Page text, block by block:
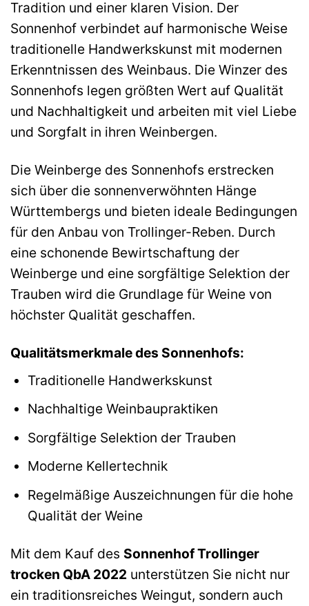
Tradition und einer klaren Vision. Der
Sonnenhof verbindet auf harmonische Weise
traditionelle Handwerkskunst mit modernen
Erkenntnissen des Weinbaus. Die Winzer des
Sonnenhofs legen größten Wert auf Qualität
und Nachhaltigkeit und arbeiten mit viel Liebe
und Sorgfalt in ihren Weinbergen.
Die Weinberge des Sonnenhofs erstrecken
sich über die sonnenverwöhnten Hänge
Württembergs und bieten ideale Bedingungen
für den Anbau von Trollinger-Reben. Durch
eine schonende Bewirtschaftung der
Weinberge und eine sorgfältige Selektion der
Trauben wird die Grundlage für Weine von
höchster Qualität geschaffen.
Qualitätsmerkmale des Sonnenhofs:
Traditionelle Handwerkskunst
Nachhaltige Weinbaupraktiken
Sorgfältige Selektion der Trauben
Moderne Kellertechnik
Regelmäßige Auszeichnungen für die hohe
Qualität der Weine
Mit dem Kauf des Sonnenhof Trollinger
trocken QbA 2022 unterstützen Sie nicht nur
ein traditionsreiches Weingut, sondern auch